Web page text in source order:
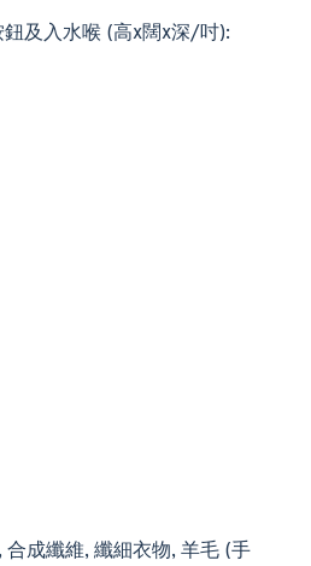
及入水喉 (高x闊x深/吋):
成纖維, 纖細衣物, 羊毛 (手